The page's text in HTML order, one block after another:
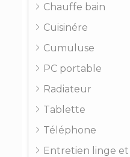
Chauffe bain
Cuisinére
Cumuluse
PC portable
Radiateur
Tablette
Téléphone
Entretien linge et